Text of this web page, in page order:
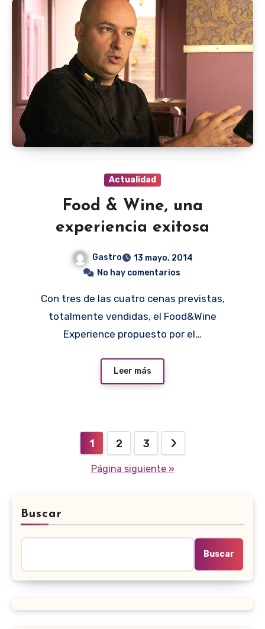
Actualidad
Food & Wine, una
experiencia exitosa
Gastro
13 mayo, 2014
No hay comentarios
Con tres de las cuatro cenas previstas,
totalmente vendidas, el Food&Wine
Experience propuesto por el…
Leer más
Paginación
1 2 3
Página siguiente »
Buscar
Buscar